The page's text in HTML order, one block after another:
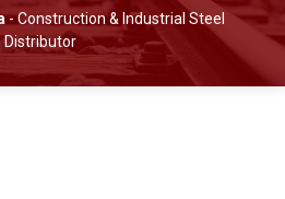
- Construction & Industrial Steel
Distributor